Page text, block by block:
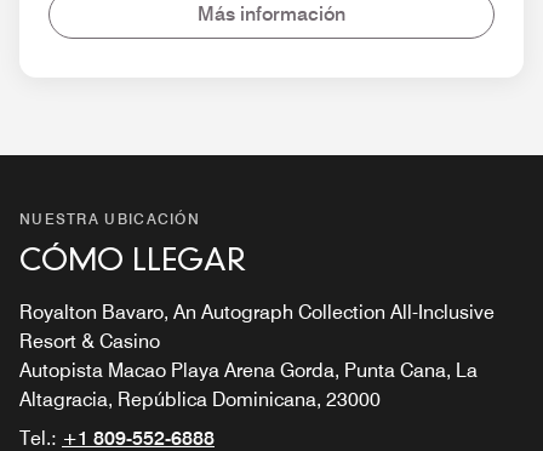
Más información
NUESTRA UBICACIÓN
CÓMO LLEGAR
Royalton Bavaro, An Autograph Collection All-Inclusive
Resort & Casino
Autopista Macao Playa Arena Gorda, Punta Cana, La
Altagracia, República Dominicana, 23000
Tel.: +1 809-552-6888